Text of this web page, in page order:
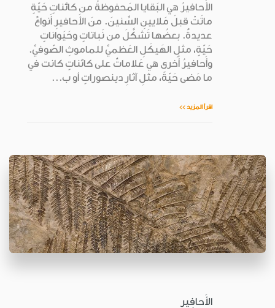
الأَحافيرُ هي البَقايا المَحفوظةُ من كائناتٍ حَيّةٍ
ماتَتْ قبلَ مَلايينِ السِّنينَ. منَ الأَحافيرِ أَنواعٌ
عديدةٌ. بعضُها تَشكَّلَ من نَباتاتٍ وحَيَواناتٍ
حَيّةٍ، مثلِ الهَيكَلِ العَظميِّ للماموثِ الصّوفيِّ.
وأَحافيرُ أُخرى هي عَلاماتٌ على كائناتٍ كانت في
ما مَضى حَيّةً، مثلِ آثارِ دينصوراتٍ أو ب...
اقرأ المزيد >>
الأَحافِير